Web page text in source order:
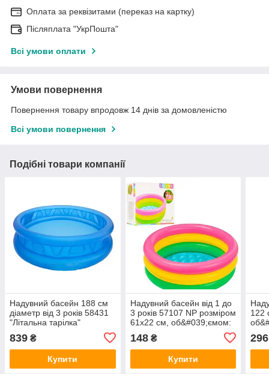
Оплата за реквізитами (переказ на картку)
Післяплата "УкрПошта"
Всі умови оплати
Умови повернення
Повернення товару впродовж 14 днів за домовленістю
Всі умови повернення
Подібні товари компанії
Надувний басейн 188 см
діаметр від 3 років 58431
"Літальна тарілка"
839 ₴
Купити
Надувний басейн від 1 до
3 років 57107 NP розміром
61х22 см, об&#039;ємом:
148₴
Купити
122
296